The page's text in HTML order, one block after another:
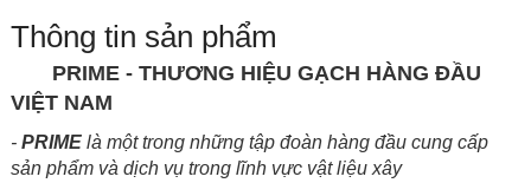
Thông tin sản phẩm
PRIME - THƯƠNG HIỆU GẠCH HÀNG ĐẦU
VIỆT NAM
-PRIME là một trong những tập đoàn hàng đầu cung cấp
sản phẩm và dịch vụ trong lĩnh vực vật liệu xây